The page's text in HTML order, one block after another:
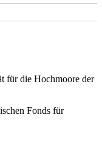
für die Hochmoore der
Fonds für